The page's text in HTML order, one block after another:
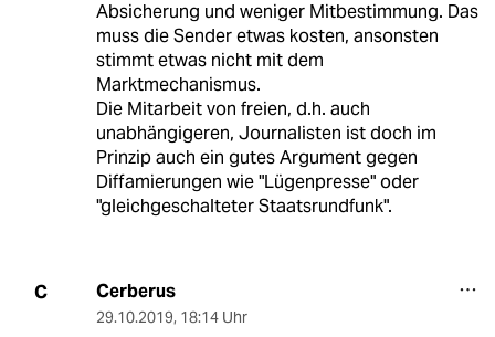
Absicherung und weniger Mitbestimmung. Das
muss die Sender etwas kosten, ansonsten
stimmt etwas nicht mit dem
Marktmechanismus.
Die Mitarbeit von freien, d.h. auch
unabhängigeren, Journalisten ist doch im
Prinzip auch ein gutes Argument gegen
Diffamierungen wie "Lügenpresse" oder
"gleichgeschalteter Staatsrundfunk".
C Cerberus
29.10.2019, 18:14 Uhr